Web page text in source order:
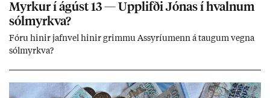
Myrk­ur í ág­úst 13 — Upp­lifði Jón­as í hvaln­um
sól­myrkva?
Fóru hinir jafn­vel hinir grimmu Ass­yríu­menn á taug­um vegna
sól­myrkva?